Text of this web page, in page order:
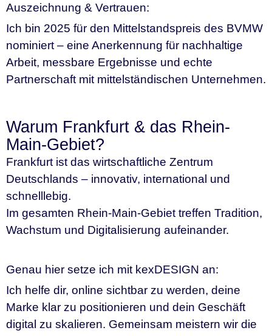
Auszeichnung & Vertrauen:
Ich bin 2025 für den Mittelstandspreis des BVMW
nominiert – eine Anerkennung für nachhaltige
Arbeit, messbare Ergebnisse und echte
Partnerschaft mit mittelständischen Unternehmen.
Warum Frankfurt & das Rhein-
Main-Gebiet?
Frankfurt ist das wirtschaftliche Zentrum
Deutschlands – innovativ, international und
schnelllebig.
Im gesamten Rhein-Main-Gebiet treffen Tradition,
Wachstum und Digitalisierung aufeinander.
Genau hier setze ich mit kexDESIGN an:
Ich helfe dir, online sichtbar zu werden, deine
Marke klar zu positionieren und dein Geschäft
digital zu skalieren. Gemeinsam meistern wir die